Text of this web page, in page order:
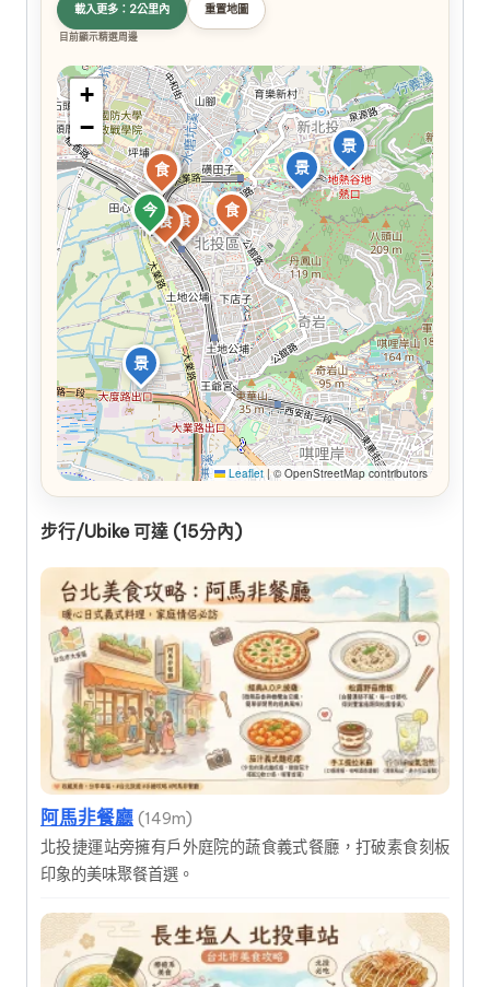
載入更多：2公里內 重置地圖
目前顯示精選周邊
今 食
景
景
景
食 食
食
食
+
−
Leaflet |© OpenStreetMap contributors
步行/Ubike 可達 (15分內)
阿馬非餐廳 (149m)
北投捷運站旁擁有戶外庭院的蔬食義式餐廳，打破素食刻板
印象的美味聚餐首選。